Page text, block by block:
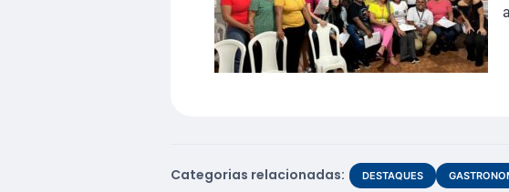
Categorias relacionadas: DESTAQUES